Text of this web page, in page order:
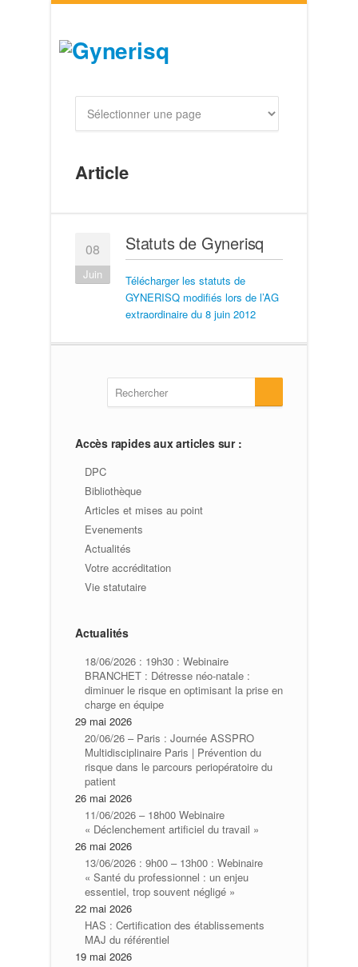
Article
08
Juin
Statuts de Gynerisq
Télécharger les statuts de
GYNERISQ modifiés lors de l’AG
extraordinaire du 8 juin 2012
Accès rapides aux articles sur :
DPC
Bibliothèque
Articles et mises au point
Evenements
Actualités
Votre accréditation
Vie statutaire
Actualités
18/06/2026 : 19h30 : Webinaire
BRANCHET : Détresse néo-natale :
diminuer le risque en optimisant la prise en
charge en équipe
29 mai 2026
20/06/26 – Paris : Journée ASSPRO
Multidisciplinaire Paris | Prévention du
risque dans le parcours periopératoire du
patient
26 mai 2026
11/06/2026 – 18h00 Webinaire
« Déclenchement artificiel du travail »
26 mai 2026
13/06/2026 : 9h00 – 13h00 : Webinaire
« Santé du professionnel : un enjeu
essentiel, trop souvent négligé »
22 mai 2026
HAS : Certification des établissements
MAJ du référentiel
19 mai 2026